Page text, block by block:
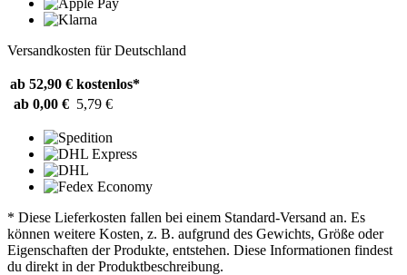
Versandkosten für Deutschland
ab 52,90 € kostenlos*
ab 0,00 € 5,79 €
* Diese Lieferkosten fallen bei einem Standard-Versand an. Es
können weitere Kosten, z. B. aufgrund des Gewichts, Größe oder
Eigenschaften der Produkte, entstehen. Diese Informationen findest
du direkt in der Produktbeschreibung.